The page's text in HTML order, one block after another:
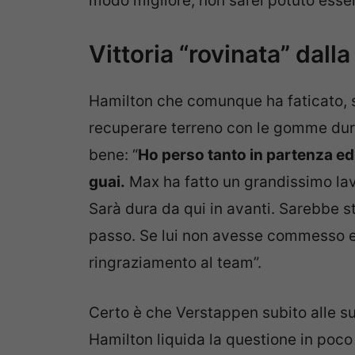
Vittoria “rovinata”
Hamilton che comunque ha
recuperare terreno con le gomme
bene: “Ho perso tanto in partenza
guai. Max ha fatto un grandissimo
Sarà dura da qui in avanti. Sarebbe
passo. Se lui non avesse
ringraziamento al team”.
Certo è che Verstappen subito alle
Hamilton liquida la questione in poco